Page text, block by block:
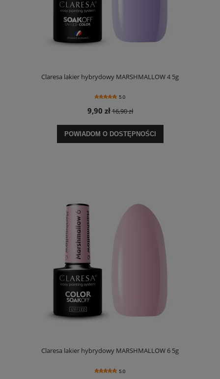
Claresa lakier hybrydowy MARSHMALLOW 4 5g
5.0
9,90 zł16,90 zł
POWIADOM O DOSTĘPNOŚCI
Claresa lakier hybrydowy MARSHMALLOW 6 5g
5.0